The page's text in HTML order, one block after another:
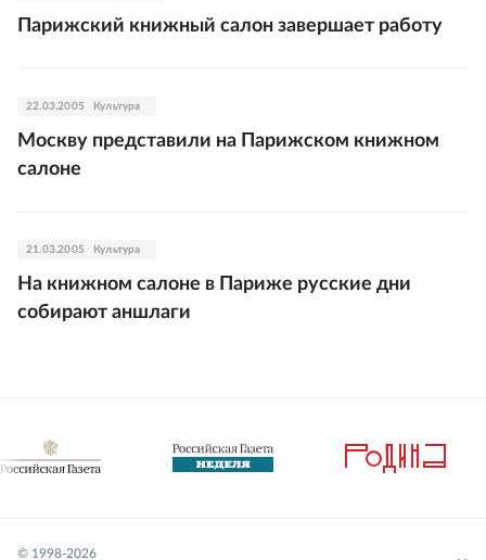
Парижский книжный салон завершает работу
22.03.2005 Культура
Москву представили на Парижском книжном
салоне
21.03.2005 Культура
На книжном салоне в Париже русские дни
собирают аншлаги
© 1998-2026